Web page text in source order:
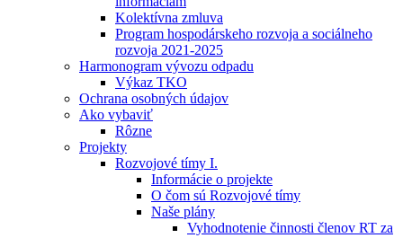
Kolektívna zmluva
Program hospodárskeho rozvoja a sociálneho
rozvoja 2021-2025
Harmonogram vývozu odpadu
Výkaz TKO
Ochrana osobných údajov
Ako vybaviť
Rôzne
Projekty
Rozvojové tímy I.
Informácie o projekte
O čom sú Rozvojové tímy
Naše plány
Vyhodnotenie činnosti členov RT za